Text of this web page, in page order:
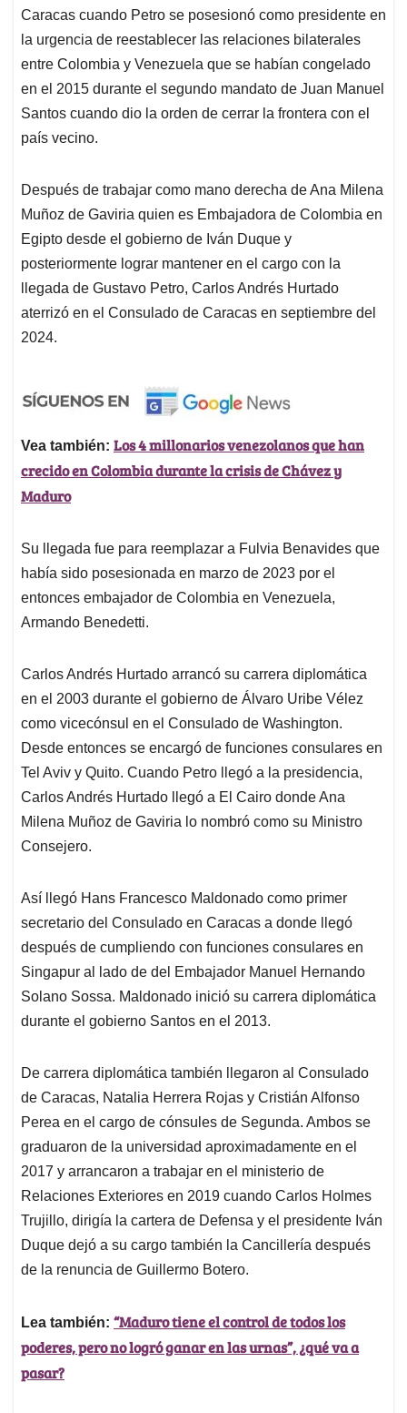
Caracas cuando Petro se posesionó como presidente en
la urgencia de reestablecer las relaciones bilaterales
entre Colombia y Venezuela que se habían congelado
en el 2015 durante el segundo mandato de Juan Manuel
Santos cuando dio la orden de cerrar la frontera con el
país vecino.
Después de trabajar como mano derecha de Ana Milena
Muñoz de Gaviria quien es Embajadora de Colombia en
Egipto desde el gobierno de Iván Duque y
posteriormente lograr mantener en el cargo con la
llegada de Gustavo Petro, Carlos Andrés Hurtado
aterrizó en el Consulado de Caracas en septiembre del
2024.
Vea también: Los 4 millonarios venezolanos que han
crecido en Colombia durante la crisis de Chávez y
Maduro
Su llegada fue para reemplazar a Fulvia Benavides que
había sido posesionada en marzo de 2023 por el
entonces embajador de Colombia en Venezuela,
Armando Benedetti.
Carlos Andrés Hurtado arrancó su carrera diplomática
en el 2003 durante el gobierno de Álvaro Uribe Vélez
como vicecónsul en el Consulado de Washington.
Desde entonces se encargó de funciones consulares en
Tel Aviv y Quito. Cuando Petro llegó a la presidencia,
Carlos Andrés Hurtado llegó a El Cairo donde Ana
Milena Muñoz de Gaviria lo nombró como su Ministro
Consejero.
Así llegó Hans Francesco Maldonado como primer
secretario del Consulado en Caracas a donde llegó
después de cumpliendo con funciones consulares en
Singapur al lado de del Embajador Manuel Hernando
Solano Sossa. Maldonado inició su carrera diplomática
durante el gobierno Santos en el 2013.
De carrera diplomática también llegaron al Consulado
de Caracas, Natalia Herrera Rojas y Cristián Alfonso
Perea en el cargo de cónsules de Segunda. Ambos se
graduaron de la universidad aproximadamente en el
2017 y arrancaron a trabajar en el ministerio de
Relaciones Exteriores en 2019 cuando Carlos Holmes
Trujillo, dirigía la cartera de Defensa y el presidente Iván
Duque dejó a su cargo también la Cancillería después
de la renuncia de Guillermo Botero.
Lea también: “Maduro tiene el control de todos los
poderes, pero no logró ganar en las urnas”, ¿qué va a
pasar?